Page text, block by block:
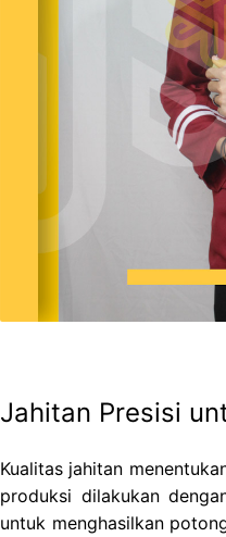
Jahitan Presisi
Kualitas jahitan
produksi dilakukan
untuk menghasilkan